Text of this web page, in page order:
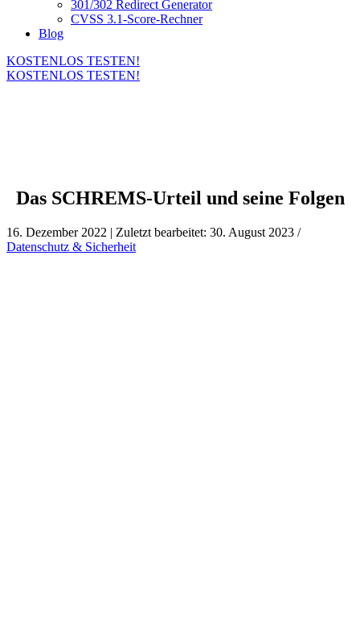
301/302 Redirect Generator
CVSS 3.1-Score-Rechner
Blog
KOSTENLOS TESTEN!
KOSTENLOS TESTEN!
Das SCHREMS-Urteil und seine Folgen
16. Dezember 2022 | Zuletzt bearbeitet: 30. August 2023 /
Datenschutz & Sicherheit